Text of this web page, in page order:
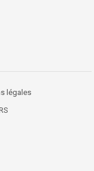
légales